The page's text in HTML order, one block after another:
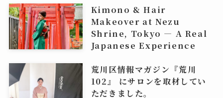
Kimono & Hair
Makeover at Nezu
Shrine, Tokyo — A Real
Japanese Experience
荒川区情報マガジン『荒川
102』 にサロンを取材してい
ただきました。